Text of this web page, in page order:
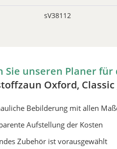
sV38112
Sie unseren Planer für
Oxford,
Bebilderung mit allen
Aufstellung der Kosten
Zubehör ist vorausgewählt